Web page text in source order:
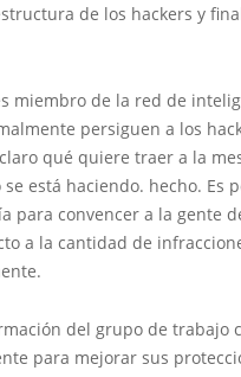
de los hackers y
miembro de la red de
persiguen a los
qué quiere traer a la
está haciendo. hecho. Es
para convencer a la gente
a la cantidad de
del grupo de trabajo
para mejorar sus